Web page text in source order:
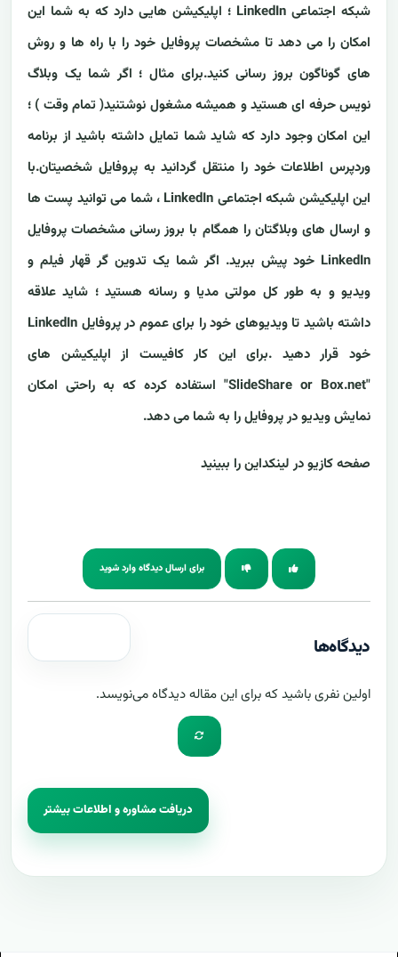
شبکه اجتماعی LinkedIn ؛ اپلیکیشن هایی دارد که به شما این
امکان را می دهد تا مشخصات پروفایل خود را با راه ها و روش
های گوناگون بروز رسانی کنید.برای مثال ؛ اگر شما یک وبلاگ
نویس حرفه ای هستید و همیشه مشغول نوشتنید( تمام وقت ) ؛
این امکان وجود دارد که شاید شما تمایل داشته باشید از برنامه
وردپرس اطلاعات خود را منتقل گردانید به پروفایل شخصیتان.با
این اپلیکیشن شبکه اجتماعی LinkedIn ، شما می توانید پست ها
و ارسال های وبلاگتان را همگام با بروز رسانی مشخصات پروفایل
LinkedIn خود پیش ببرید. اگر شما یک تدوین گر قهار فیلم و
ویدیو و به طور کل مولتی مدیا و رسانه هستید ؛ شاید علاقه
داشته باشید تا ویدیوهای خود را برای عموم در پروفایل LinkedIn
خود قرار دهید .برای این کار کافیست از اپلیکیشن های
"SlideShare or Box.net" استفاده کرده که به راحتی امکان
نمایش ویدیو در پروفایل را به شما می دهد.
صفحه کازیو در لینکداین را ببینید
برای ارسال دیدگاه وارد شوید
دیدگاه‌ها
اولین نفری باشید که برای این مقاله دیدگاه می‌نویسد.
دریافت مشاوره و اطلاعات بیشتر